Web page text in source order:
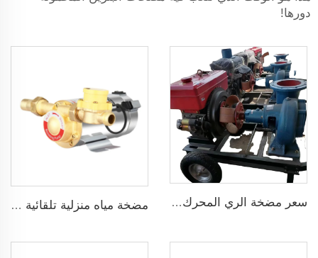
دورها!
سعر مضخة الري المحرك الديزل مضخة مياه منزلية تلقائية ضاغطة بضغط 160psi